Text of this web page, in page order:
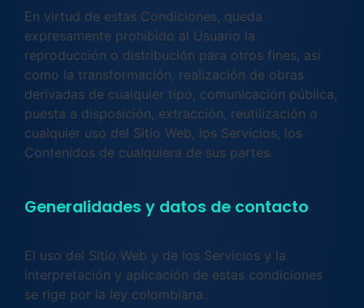
En virtud de estas Condiciones, queda
expresamente prohibido al Usuario la
reproducción o distribución para otros fines, así
como la transformación, realización de obras
derivadas de cualquier tipo, comunicación pública,
puesta a disposición, extracción, reutilización o
cualquier uso del Sitio Web, los Servicios, los
Contenidos de cualquiera de sus partes.
Generalidades y datos de contacto
El uso del Sitio Web y de los Servicios y la
interpretación y aplicación de estas condiciones
se rige por la ley colombiana.